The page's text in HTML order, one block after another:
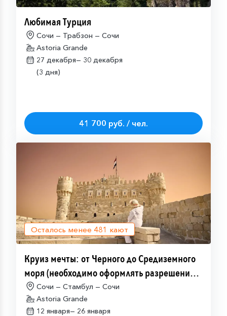
Любимая Турция
Сочи — Трабзон — Сочи
Astoria Grande
27 декабря— 30 декабря
(3 дня)
41 700 руб. / чел.
Осталось менее 481 кают
Круиз мечты: от Черного до Средиземного
моря (необходимо оформлять разрешение
на посещение Израиля (ETA-IL)
Сочи — Стамбул — Сочи
Astoria Grande
12 января— 26 января